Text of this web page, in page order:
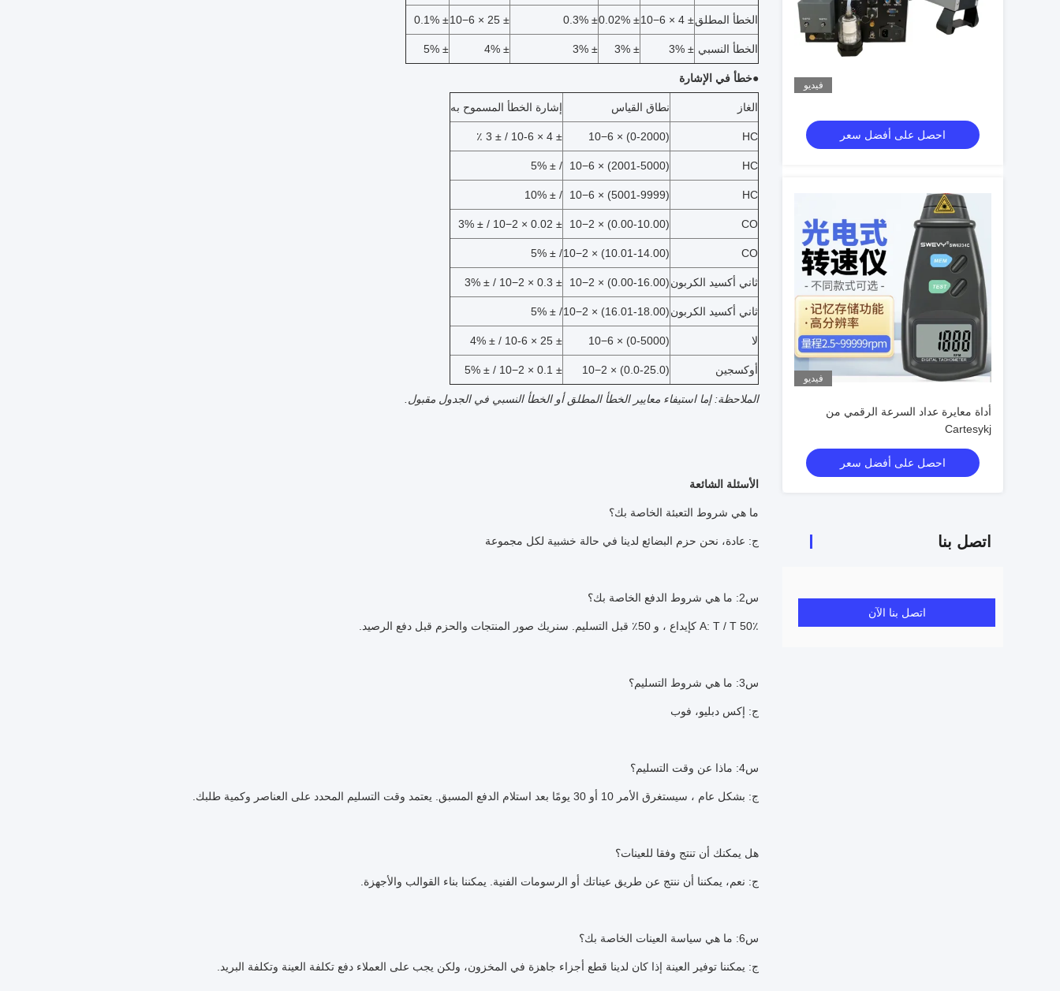
فيديو
احصل على أفضل سعر
فيديو
أداة معايرة عداد السرعة الرقمي من
Cartesykj
احصل على أفضل سعر
اتصل بنا
اتصل بنا الآن
الخطأ المطلق± 4 × 10−6
± 0.02%
± 0.3%
± 25 × 10−6
± 0.1%
الخطأ النسبي ± 3%
± 3%
± 3%
± 4%
± 5%
●خطأ في الإشارة
الغاز نطاق القياس إشارة الخطأ المسموح به
HC
(0-2000) × 10−6 ± 4 × 10-6 / ± 3 ٪
HC
(2001-5000) × 10−6
/ ± 5%
HC
(5001-9999) × 10−6
/ ± 10%
CO
(0.00-10.00) × 10−2
± 0.02 × 10−2 / ± 3%
CO
(10.01-14.00) × 10−2
/ ± 5%
ثاني أكسيد الكربون(0.00-16.00) × 10−2
± 0.3 × 10−2 / ± 3%
ثاني أكسيد الكربون(16.01-18.00) × 10−2
/ ± 5%
لا (0-5000) × 10−6
± 25 × 10-6 / ± 4%
أوكسجين (0.0-25.0) × 10−2
± 0.1 × 10−2 / ± 5%
الملاحظة: إما استيفاء معايير الخطأ المطلق أو الخطأ النسبي في الجدول مقبول.
الأسئلة الشائعة
ما هي شروط التعبئة الخاصة بك؟
ج: عادة، نحن حزم البضائع لدينا في حالة خشبية لكل مجموعة
س2: ما هي شروط الدفع الخاصة بك؟
A: T / T 50٪ كإيداع ، و 50٪ قبل التسليم. سنريك صور المنتجات والحزم قبل دفع الرصيد.
س3: ما هي شروط التسليم؟
ج: إكس دبليو، فوب
س4: ماذا عن وقت التسليم؟
ج: بشكل عام ، سيستغرق الأمر 10 أو 30 يومًا بعد استلام الدفع المسبق. يعتمد وقت التسليم المحدد على العناصر وكمية طلبك.
هل يمكنك أن تنتج وفقا للعينات؟
ج: نعم، يمكننا أن ننتج عن طريق عيناتك أو الرسومات الفنية. يمكننا بناء القوالب والأجهزة.
س6: ما هي سياسة العينات الخاصة بك؟
ج: يمكننا توفير العينة إذا كان لدينا قطع أجزاء جاهزة في المخزون، ولكن يجب على العملاء دفع تكلفة العينة وتكلفة البريد.